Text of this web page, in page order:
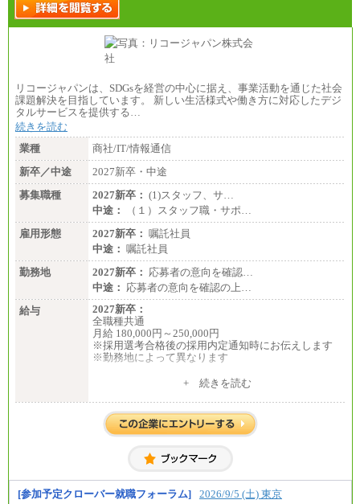
リコージャパンは、SDGsを経営の中心に据え、事業活動を通じた社会
課題解決を目指しています。 新しい生活様式や働き方に対応したデジ
タルサービスを提供する…
続きを読む
業種
商社/IT/情報通信
新卒／中途
2027新卒・中途
募集職種
2027新卒： (1)スタッフ、サ…
中途：
（１）スタッフ職・サポ…
雇用形態
2027新卒： 嘱託社員
中途： 嘱託社員
勤務地
2027新卒： 応募者の意向を確認…
中途： 応募者の意向を確認の上…
給与
2027新卒：
全職種共通
月給 180,000円～250,000円
※採用選考合格後の採用内定通知時にお伝えします
※勤務地によって異なります
月給 200,000円～250,000円
入社時の処遇は経験・能力を考慮の上、当社規程に
より決定します。
お伝えします。
+ 続きを読む
[参加予定クローバー就職フォーラム] 2026/9/5 (土) 東京